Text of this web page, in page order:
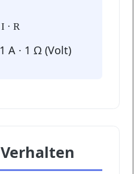
· R
A · 1 Ω (Volt)